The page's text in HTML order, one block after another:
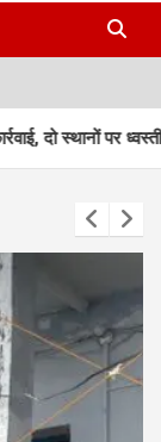
मसूरी मार्ग पर